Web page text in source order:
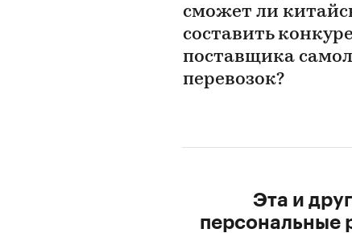
сможет ли
составить
поставщика
перевозок?
Эта и
персональные